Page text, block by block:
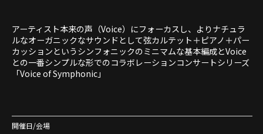
アーティスト本来の声（Voice）にフォーカスし、よりナチュラ
ルなオーガニックなサウンドとして弦カルテット＋ピアノ＋パー
カッションというシンフォニックのミニマムな基本編成とVoice
との一番シンプルな形でのコラボレーションコンサートシリーズ
「Voice of Symphonic」
開催日/会場